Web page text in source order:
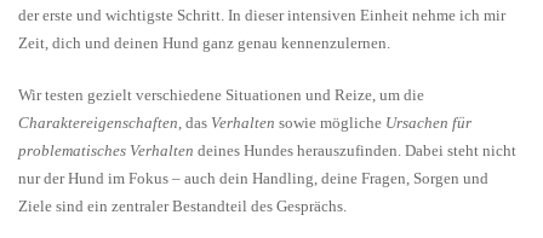
der erste und wichtigste Schritt. In dieser intensiven Einheit nehme ich mir
Zeit, dich und deinen Hund ganz genau kennenzulernen.
Wir testen gezielt verschiedene Situationen und Reize, um die
Charaktereigenschaften , das Verhalten sowie mögliche Ursachen für
problematisches Verhalten deines Hundes herauszufinden. Dabei steht nicht
nur der Hund im Fokus – auch dein Handling, deine Fragen, Sorgen und
Ziele sind ein zentraler Bestandteil des Gesprächs.